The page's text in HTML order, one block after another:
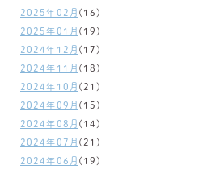
2025年02月 (16)
2025年01月 (19)
2024年12月 (17)
2024年11月 (18)
2024年10月 (21)
2024年09月 (15)
2024年08月 (14)
2024年07月 (21)
2024年06月 (19)